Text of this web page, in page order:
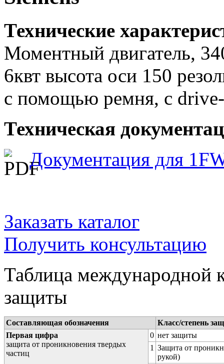
Технические
Моментный двигатель,
6квт высота оси 150
с помощью ремня, с
Техническая
Документация для
Заказать каталог
Получить консультацию
Таблица международной
защиты
Составляющая обозначения
Класс/степень
Первая цифра
защита от проникновения твердых
частиц
0 нет защиты
1 Защита от
рукой)